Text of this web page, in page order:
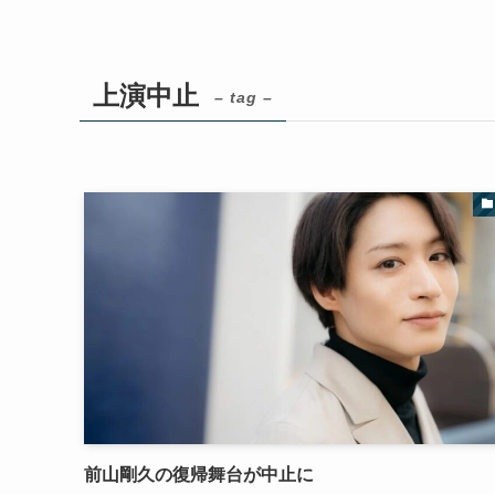
上演中止 – tag –
前山剛久の復帰舞台が中止に